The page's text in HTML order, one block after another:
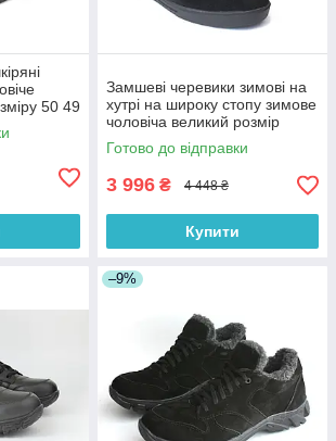
50 49
BS
Замшеві черевики зимові на
хутрі на широку стопу зимове
чоловіча великий розмір
Rosso Avangard Rangers Vel
BS
Готово до відправки
3 996 ₴ 4 448 ₴
Купити
–9%